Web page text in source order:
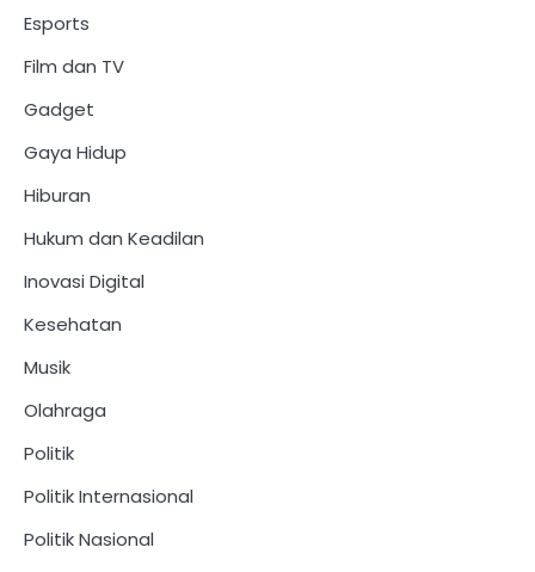
Esports
Film dan TV
Gadget
Gaya Hidup
Hiburan
Hukum dan Keadilan
Inovasi Digital
Kesehatan
Musik
Olahraga
Politik
Politik Internasional
Politik Nasional